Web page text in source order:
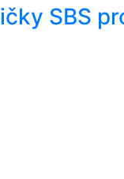
SBS